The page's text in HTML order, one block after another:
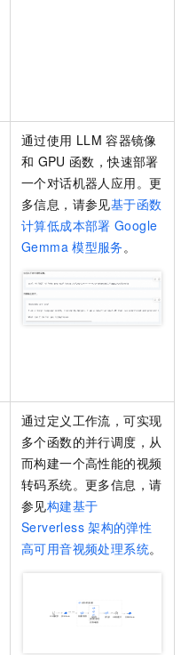
通过使用 LLM 容器镜像
和 GPU 函数，快速部署
一个对话机器人应用。更
多信息，请参见基于函数
计算低成本部署 Google
Gemma 模型服务。
通过定义工作流，可实现
多个函数的并行调度，从
而构建一个高性能的视频
转码系统。更多信息，请
参见构建基于
Serverless 架构的弹性
高可用音视频处理系统。